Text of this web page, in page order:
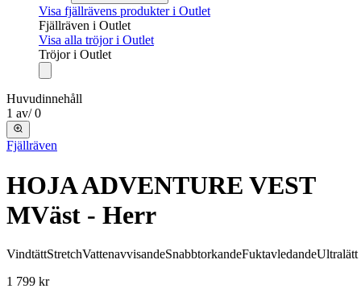
Visa fjällrävens produkter i Outlet
Fjällräven i Outlet
Visa alla tröjor i Outlet
Tröjor i Outlet
Huvudinnehåll
1 av/ 0
Fjällräven
HOJA ADVENTURE VEST
MVäst - Herr
VindtättStretchVattenavvisandeSnabbtorkandeFuktavledandeUltralätt
1 799 kr